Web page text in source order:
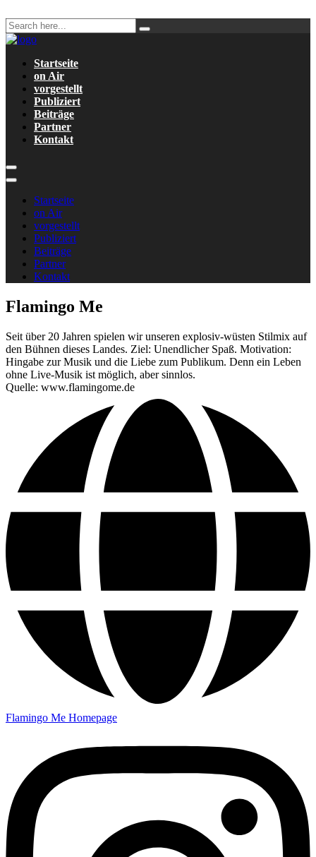
Startseite
on Air
vorgestellt
Publiziert
Beiträge
Partner
Kontakt
Startseite
on Air
vorgestellt
Publiziert
Beiträge
Partner
Kontakt
Flamingo Me
Seit über 20 Jahren spielen wir unseren explosiv-wüsten Stilmix auf
den Bühnen dieses Landes. Ziel: Unendlicher Spaß. Motivation:
Hingabe zur Musik und die Liebe zum Publikum. Denn ein Leben
ohne Live-Musik ist möglich, aber sinnlos.
Quelle: www.flamingome.de
Flamingo Me Homepage